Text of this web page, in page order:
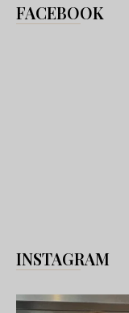
FACEBOOK
INSTAGRAM